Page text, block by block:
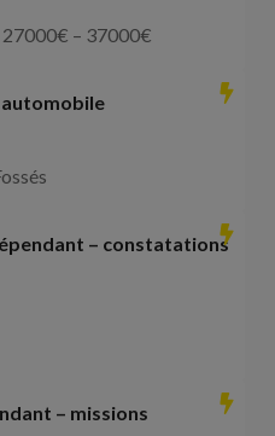
27000€ – 37000€
– constatations
– missions